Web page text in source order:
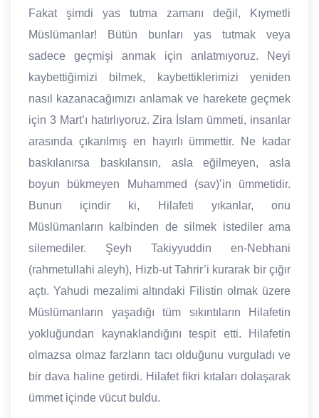
Fakat şimdi yas tutma zamanı değil, Kıymetli
Müslümanlar! Bütün bunları yas tutmak veya
sadece geçmişi anmak için anlatmıyoruz. Neyi
kaybettiğimizi bilmek, kaybettiklerimizi yeniden
nasıl kazanacağımızı anlamak ve harekete geçmek
için 3 Mart’ı hatırlıyoruz. Zira İslam ümmeti, insanlar
arasında çıkarılmış en hayırlı ümmettir. Ne kadar
baskılanırsa baskılansın, asla eğilmeyen, asla
boyun bükmeyen Muhammed (sav)’in ümmetidir.
Bunun içindir ki, Hilafeti yıkanlar, onu
Müslümanların kalbinden de silmek istediler ama
silemediler. Şeyh Takiyyuddin en-Nebhani
(rahmetullahi aleyh), Hizb-ut Tahrir’i kurarak bir çığır
açtı. Yahudi mezalimi altındaki Filistin olmak üzere
Müslümanların yaşadığı tüm sıkıntıların Hilafetin
yokluğundan kaynaklandığını tespit etti. Hilafetin
olmazsa olmaz farzların tacı olduğunu vurguladı ve
bir dava haline getirdi. Hilafet fikri kıtaları dolaşarak
ümmet içinde vücut buldu.